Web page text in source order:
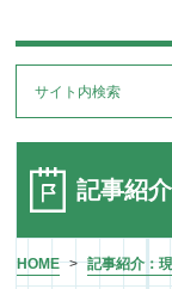
記事紹
HOME > 記事紹介：